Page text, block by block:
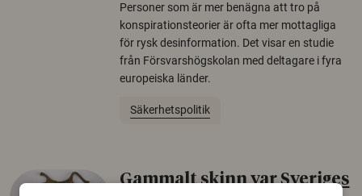
Personer som är mer benägna att tro på
konspirationsteorier är ofta mer mottagliga
för rysk desinformation. Det visar en studie
från Försvarshögskolan med deltagare i fyra
europeiska länder.
Säkerhetspolitik
Gammalt skinn var Sveriges